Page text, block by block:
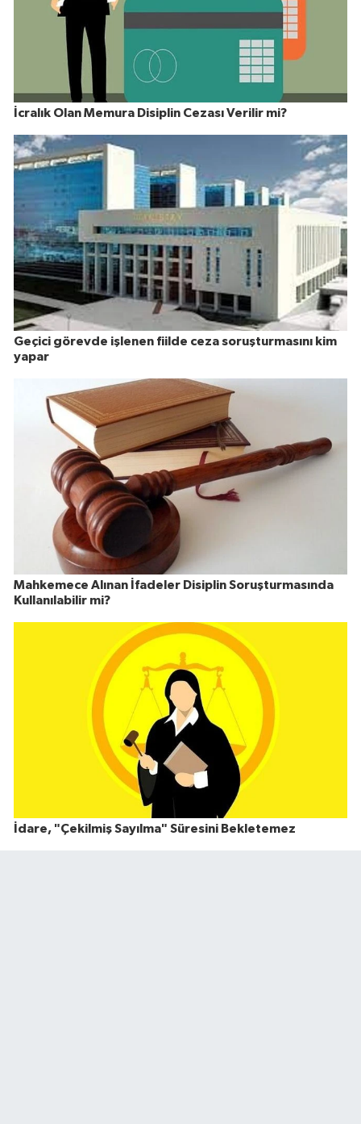
İcralık Olan Memura Disiplin Cezası Verilir mi?
Geçici görevde işlenen fiilde ceza soruşturmasını kim
yapar
Mahkemece Alınan İfadeler Disiplin Soruşturmasında
Kullanılabilir mi?
İdare, "Çekilmiş Sayılma" Süresini Bekletemez